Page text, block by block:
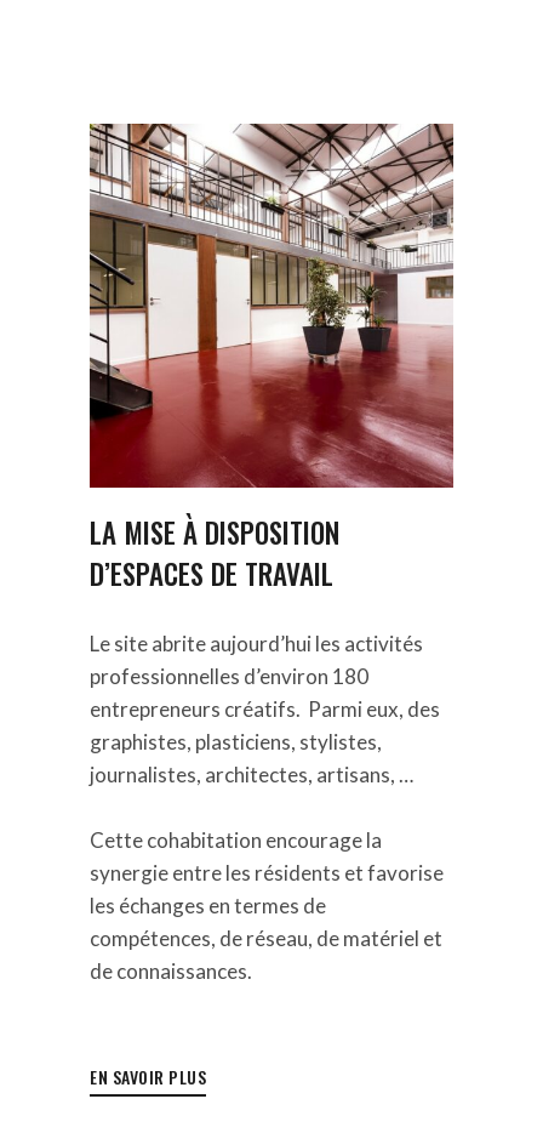
LA MISE À DISPOSITION
D’ESPACES DE TRAVAIL
Le site abrite aujourd’hui les activités
professionnelles d’environ 180
entrepreneurs créatifs. Parmi eux, des
graphistes, plasticiens, stylistes,
journalistes, architectes, artisans, …
Cette cohabitation encourage la
synergie entre les résidents et favorise
les échanges en termes de
compétences, de réseau, de matériel et
de connaissances.
EN SAVOIR PLUS